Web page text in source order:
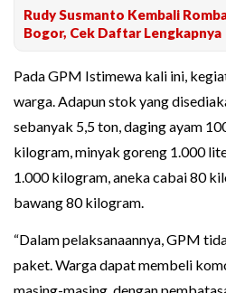
Rudy Susmanto Kembali
Bogor, Cek Daftar Lengkapnya
Pada GPM Istimewa kali ini,
warga. Adapun stok yang
sebanyak 5,5 ton, daging ayam
kilogram, minyak goreng 1.000
1.000 kilogram, aneka cabai 80
bawang 80 kilogram.
“Dalam pelaksanaannya, GPM
paket. Warga dapat membeli